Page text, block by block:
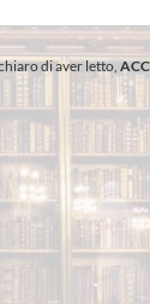
di aver letto,